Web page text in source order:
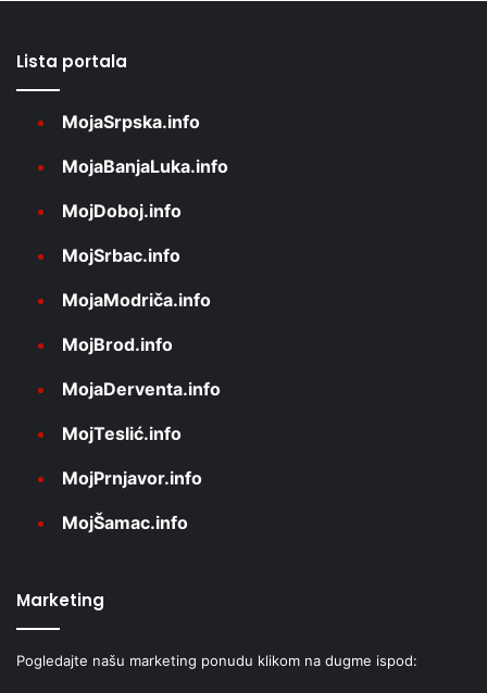
Lista portala
MojaSrpska.info
MojaBanjaLuka.info
MojDoboj.info
MojSrbac.info
MojaModriča.info
MojBrod.info
MojaDerventa.info
MojTeslić.info
MojPrnjavor.info
MojŠamac.info
Marketing
Pogledajte našu marketing ponudu klikom na dugme ispod: